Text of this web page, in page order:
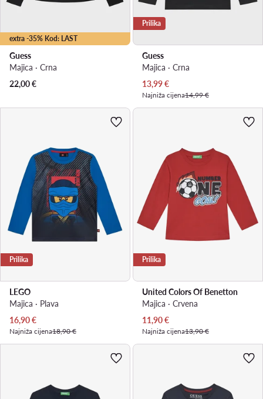
extra -35% Kod: LAST
Guess
Majica · Crna
22,00€
Prilika
Guess
Majica · Crna
Trenutna cijena
13,99€
Najniža cijena14,99 €
Prilika
LEGO
Majica · Plava
Trenutna cijena
16,90€
Najniža cijena18,90 €
Prilika
United Colors Of Benetton
Majica · Crvena
Trenutna cijena
11,90€
Najniža cijena13,90 €